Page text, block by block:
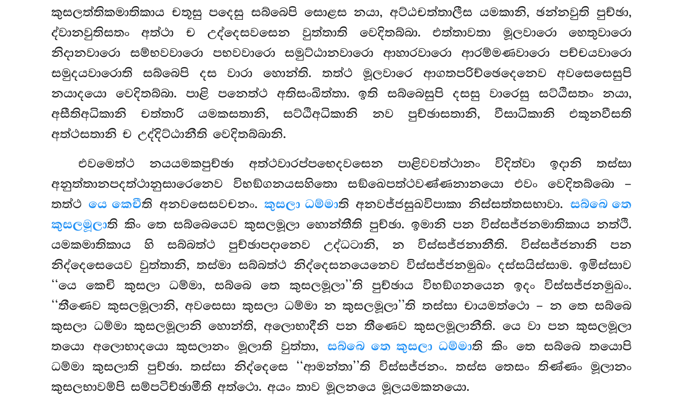
කුසලත්තිකමාතිකාය චතූසු පදෙසු සබ්බෙපි සොළස නයා, අට්ඨචත්තාලීස යමකානි, ඡන්නවුති පුච්ඡා,
ද්වානවුතිසතං අත්ථා ච උද්දෙසවසෙන වුත්තාති වෙදිතබ්බා. එත්තාවතා මූලවාරො හෙතුවාරො
නිදානවාරො සම්භවවාරො පභවවාරො සමුට්ඨානවාරො ආහාරවාරො ආරම්මණවාරො පච්චයවාරො
සමුදයවාරොති සබ්බෙපි දස වාරා හොන්ති. තත්ථ මූලවාරෙ ආගතපරිච්ඡෙදෙනෙව අවසෙසෙසුපි
නයාදයො වෙදිතබ්බා. පාළි පනෙත්ථ අතිසංඛිත්තා. ඉති සබ්බෙසුපි දසසු වාරෙසු සට්ඨිසතං නයා,
අසීතිඅධිකානි චත්තාරි යමකසතානි, සට්ඨිඅධිකානි නව පුච්ඡාසතානි, වීසාධිකානි එකූනවීසති
අත්ථසතානි ච උද්දිට්ඨානීති වෙදිතබ්බානි.
එවමෙත්ථනයයමකපුච්ඡා අත්ථවාරප්පභෙදවසෙන පාළිවවත්ථානං විදිත්වා ඉදානි තස්සා
අනුත්තානපදත්ථානුසාරෙනෙව විභඞ්ගනයසහිතො සඞ්ඛෙපත්ථවණ්ණනානයො එවං වෙදිතබ්බො –
තත්ථ යෙ කෙචීති අනවසෙසවචනං.කුසලා ධම්මාති අනවජ්ජසුඛවිපාකා නිස්සත්තසභාවා. සබ්බෙ තෙ
කුසලමූලාති කිං තෙ සබ්බෙයෙව කුසලමූලා හොන්තීති පුච්ඡා. ඉමානි පන විස්සජ්ජනමාතිකාය නත්ථි.
යමකමාතිකාය හි සබ්බත්ථ පුච්ඡාපදානෙව උද්ධටානි, න විස්සජ්ජනානීති. විස්සජ්ජනානි පන
නිද්දෙසෙයෙව වුත්තානි, තස්මා සබ්බත්ථ නිද්දෙසනයෙනෙව විස්සජ්ජනමුඛං දස්සයිස්සාම. ඉමිස්සාව
‘‘යෙ කෙචි කුසලා ධම්මා, සබ්බෙ තෙ කුසලමූලා’’ති පුච්ඡාය විභඞ්ගනයෙන ඉදං විස්සජ්ජනමුඛං.
‘‘තීණෙව කුසලමූලානි, අවසෙසා කුසලා ධම්මා න කුසලමූලා’’ති තස්සා චායමත්ථො – න තෙ සබ්බෙ
කුසලා ධම්මා කුසලමූලානි හොන්ති, අලොභාදීනි පන තීණෙව කුසලමූලානීති. යෙ වා පන කුසලමූලා
තයො අලොභාදයො කුසලානංමූලාති වුත්තා, සබ්බෙ තෙ කුසලා ධම්මාති කිං තෙ සබ්බෙ තයොපි
ධම්මා කුසලාති පුච්ඡා. තස්සා නිද්දෙසෙ ‘‘ආමන්තා’’ති විස්සජ්ජනං. තස්ස තෙසං තිණ්ණං මූලානං
කුසලභාවම්පි සම්පටිච්ඡාමීති අත්ථො. අයං තාව මූලනයෙ මූලයමකනයො.